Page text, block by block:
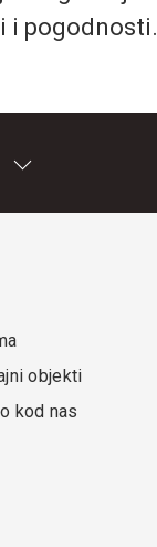
i pogodnosti.
objekti
kod nas